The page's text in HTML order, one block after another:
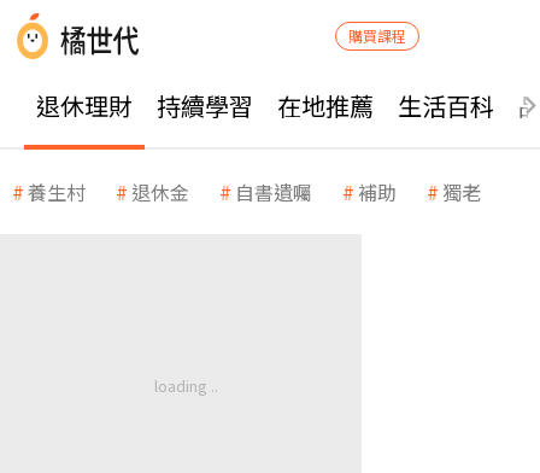
購買課程
退休理財 持續學習 在地推薦 生活百科
養生村 退休金 自書遺囑 補助 獨老